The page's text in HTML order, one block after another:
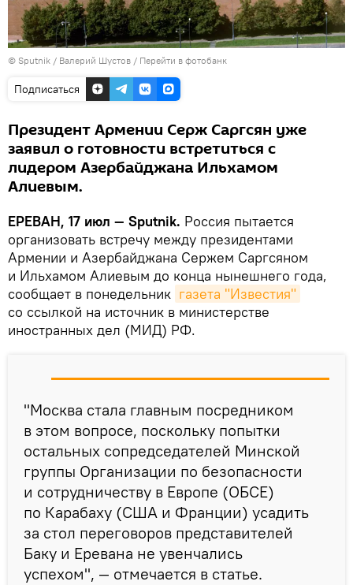
© Sputnik / Валерий Шустов / Перейти в фотобанк
Подписаться
Президент Армении Серж Саргсян уже
заявил о готовности встретиться с
лидером Азербайджана Ильхамом
Алиевым.
ЕРЕВАН, 17 июл — Sputnik. Россия пытается
организовать встречу между президентами
Армении и Азербайджана Сержем Саргсяном
и Ильхамом Алиевым до конца нынешнего года,
сообщает в понедельник газета "Известия"
со ссылкой на источник в министерстве
иностранных дел (МИД) РФ.
"Москва стала главным посредником
в этом вопросе, поскольку попытки
остальных сопредседателей Минской
группы Организации по безопасности
и сотрудничеству в Европе (ОБСЕ)
по Карабаху (США и Франции) усадить
за стол переговоров представителей
Баку и Еревана не увенчались
успехом", — отмечается в статье.